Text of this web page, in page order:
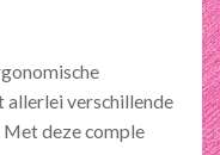
allerlei verschillende
Met deze comple